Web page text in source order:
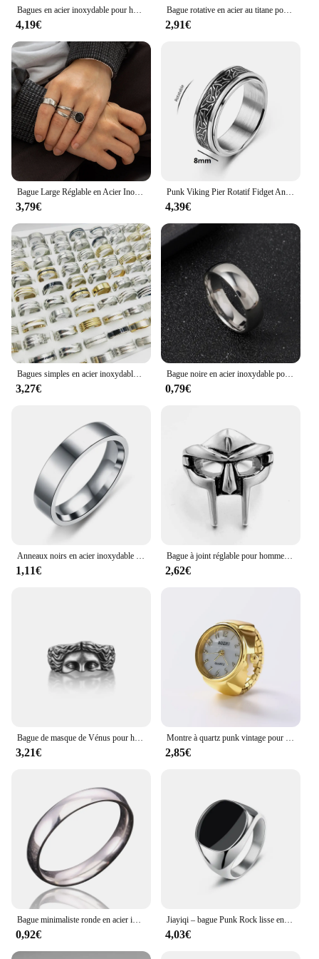
Bagues en acier inoxydable pour hommes, couleurs: noir doré argenté document, US TAN6-13, matiques simples pour hommes
4,19€
Bague rotative en acier au titane pour hommes et femmes, anneau de décompression, ouvre-bouteille multifonctionnel, cadeau Spinner
2,91€
Bague Large Réglable en Acier Inoxydable pour Homme, Rétro, Simple, Ouverture, Motif Gothique, Bague en Métal, Bijoux Décontractés, 4Pcs
3,79€
Punk Viking Pier Rotatif Fidget Anneaux pour Hommes, Acier Inoxydable, Inquiétude d'anlande, Souligné Instituts Metal Rock Band Ring Spinner
4,39€
3,27€
Bague noire en acier inoxydable pour hommes et femmes, bijoux de charme, bande de fiançailles de mariage, qualité 256
0,79€
1,11€
Bague à joint réglable pour hommes, Vintage Goth Mf, masque Doom, gladiateur Punk, pharaon égyptien, mâle, ouvert, bijoux
2,62€
3,21€ 2,85€
0,92€
Jiayiqi – bague Punk Rock lisse en acier inoxydable 316L, chevalière pour homme, bijoux de fête Hip Hop, vente en gros, anneau de mariage pour homme
4,03€